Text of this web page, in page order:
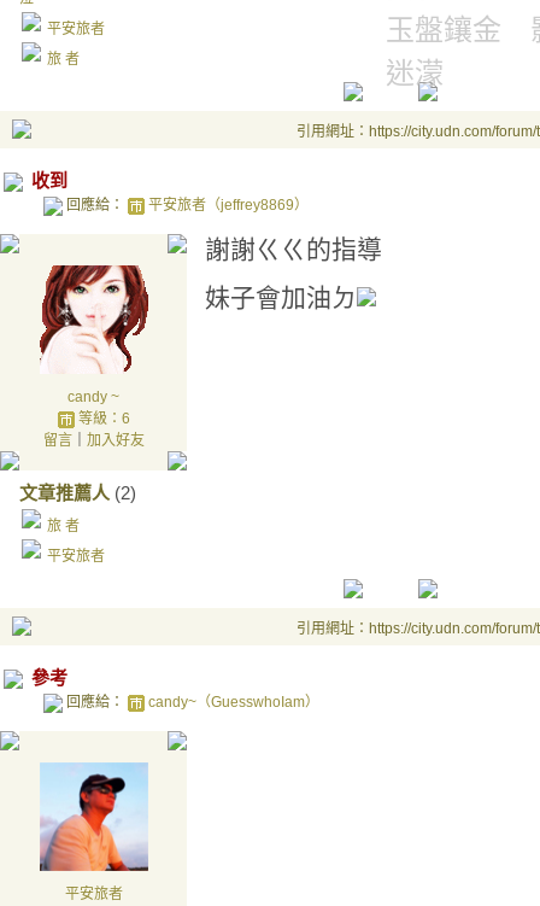
平安旅者
旅 者
玉盤鑲金
迷濛
引用網址：https://city.udn.com/
收到
回應給： 平安旅者（jeffrey8869）
candy ~
等級：6
留言｜ 加入好友
文章推薦人 (2)
旅 者
平安旅者
謝謝ㄍㄍ的指導
妹子會加油ㄉ
引用網址：https://city.udn.com/
參考
回應給： candy~（GuesswhoIam）
平安旅者